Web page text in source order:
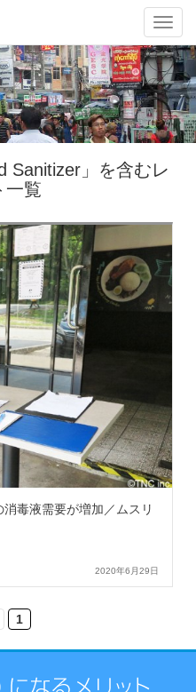
Sanitizer」を含むレ
一覧
毒液需要が増加／ムスリ
2020年6月29日
1